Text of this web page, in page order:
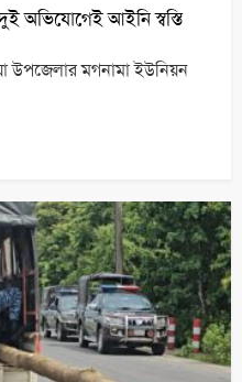
অভিযোগেই আইনি স্বস্তি
উপজেলার মগনামা ইউনিয়ন